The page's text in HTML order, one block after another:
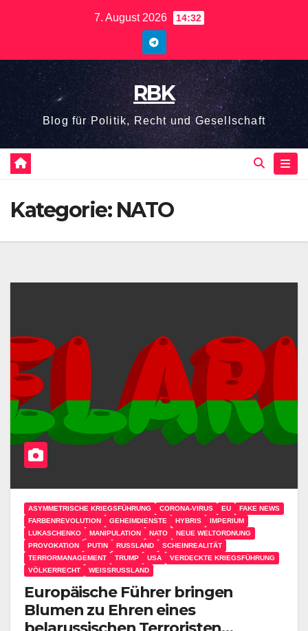
7. August 2026 14:32
RBK
Blog für Politik, Recht und Gesellschaft
Kategorie: NATO
ASYMMETRISCHE KRIEGSFÜHRUNG CORONA-VIRUS EU
FAKE NEWS
FARBENREVOLUTION
GEHEIMDIENSTE HYBRIS
IMPERIUM
LUKASCHENKO
MANIPULATION NATO
NEUE WELTORDNUNG
PROVOKATION
PUTIN RUSSLAND
SCHEINREALITÄT
TERRORMANAGEMENT
TRUMP USA
VERDECKTE KRIEGSFÜHRUNG
VÖLKERRECHT
WEISSRUSSLAND
Europäische Führer bringen
Blumen zu Ehren eines